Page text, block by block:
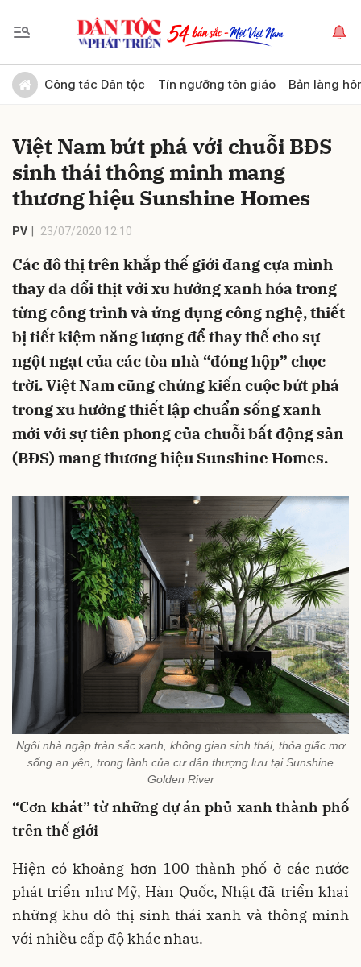
Công tác Dân tộc Tín ngưỡng tôn giáo Bản làng
Việt Nam bứt phá với chuỗi BĐS
sinh thái thông minh mang
thương hiệu Sunshine Homes
PV 23/07/2020 12:10
Các đô thị trên khắp thế giới đang cựa mình
thay da đổi thịt với xu hướng xanh hóa trong
từng công trình và ứng dụng công nghệ, thiết
bị tiết kiệm năng lượng để thay thế cho sự
ngột ngạt của các tòa nhà “đóng hộp” chọc
trời. Việt Nam cũng chứng kiến cuộc bứt phá
trong xu hướng thiết lập chuẩn sống xanh
mới với sự tiên phong của chuỗi bất động sản
(BĐS) mang thương hiệu Sunshine Homes.
Ngôi nhà ngập tràn sắc xanh, không gian sinh thái, thỏa giấc mơ
sống an yên, trong lành của cư dân thượng lưu tại Sunshine
Golden River
“Cơn khát” từ những dự án phủ xanh thành phố
trên thế giới
Hiện có khoảng hơn 100 thành phố ở các nước
phát triển như Mỹ, Hàn Quốc, Nhật đã triển khai
những khu đô thị sinh thái xanh và thông minh
với nhiều cấp độ khác nhau.
Gửi bình luận